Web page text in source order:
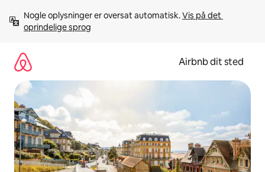
videre
Nogle oplysninger er oversat automatisk. Vis på det
oprindelige sprog
Airbnb dit sted